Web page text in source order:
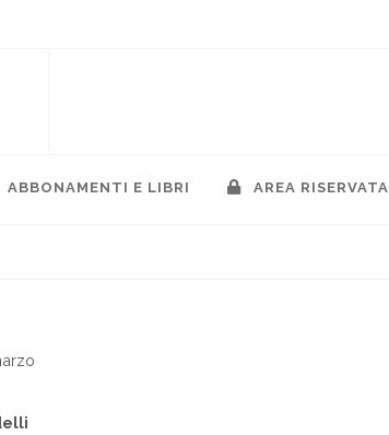
ABBONAMENTI E LIBRI AREA RISERVATA